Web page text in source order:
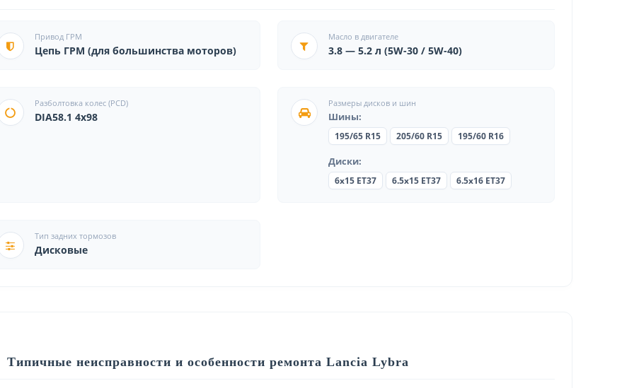
Привод ГРМ
Цепь ГРМ (для большинства моторов)
Масло в двигателе
3.8 — 5.2 л (5W-30 / 5W-40)
Разболтовка колес (PCD)
DIA58.1 4x98
Размеры дисков и шин
Шины:
195/65 R15 205/60 R15 195/60 R16
Диски:
6x15 ET37 6.5x15 ET37 6.5x16 ET37
Тип задних тормозов
Дисковые
Типичные неисправности и особенности ремонта Lancia Lybra